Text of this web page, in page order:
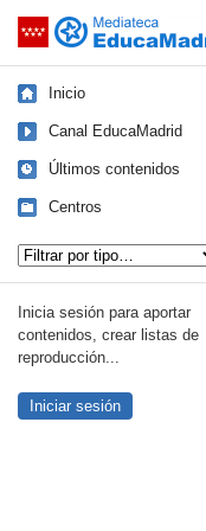
Saltar navegación
Inicio
Canal EducaMadrid
Últimos contenidos
Centros
Inicia sesión para aportar
contenidos, crear listas de
reproducción...
Iniciar sesión